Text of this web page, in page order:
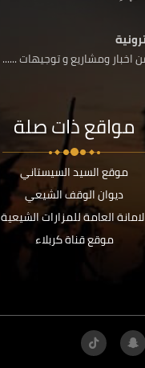
ومشاريع و توجيهات ......
مواقع ذات صلة
موقع السيد السيستاني
ديوان الوقف الشيعي
العامة للمزارات الشيعية
موقع قناة كربلاء